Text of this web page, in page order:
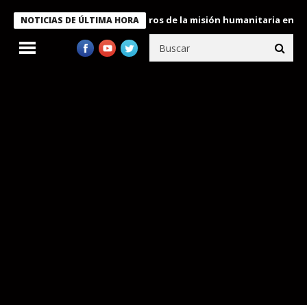
NOTICIAS DE ÚLTIMA HORA
condecora a miembros de la misión humanitaria enviada a